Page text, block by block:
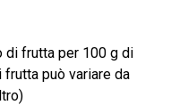
di frutta per 100 g di
può variare da